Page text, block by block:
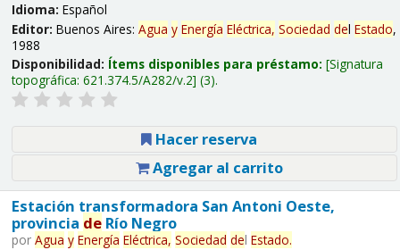
Idioma: Español
Editor: Buenos Aires: Agua y Energía Eléctrica, Sociedad del Estado,
1988
Disponibilidad: Ítems disponibles para préstamo: Signatura
topográfica: 621.374.5/A282/v.2 (3).
Hacer reserva
Agregar al carrito
Estación transformadora San Antoni Oeste,
provincia deRío Negro
por Agua y Energía Eléctrica, Sociedad del Estado.